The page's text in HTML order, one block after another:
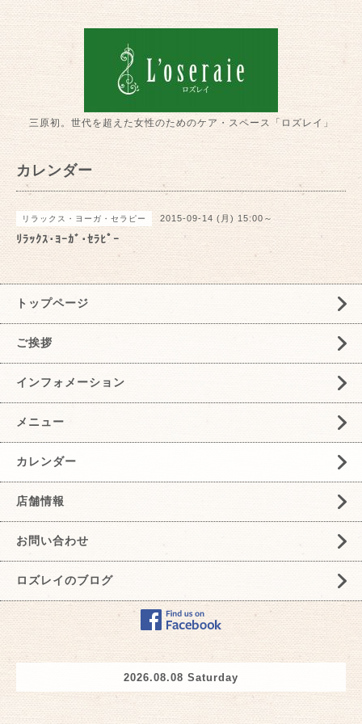
三原初。世代を超えた女性のためのケア・スペース「ロズレイ」
カレンダー
リラックス・ヨーガ・セラピー 2015-09-14 (月) 15:00～
ﾘﾗｯｸｽ･ﾖｰｶﾞ･ｾﾗﾋﾟｰ
トップページ
ご挨拶
インフォメーション
メニュー
カレンダー
店舗情報
お問い合わせ
ロズレイのブログ
2026.08.08 Saturday